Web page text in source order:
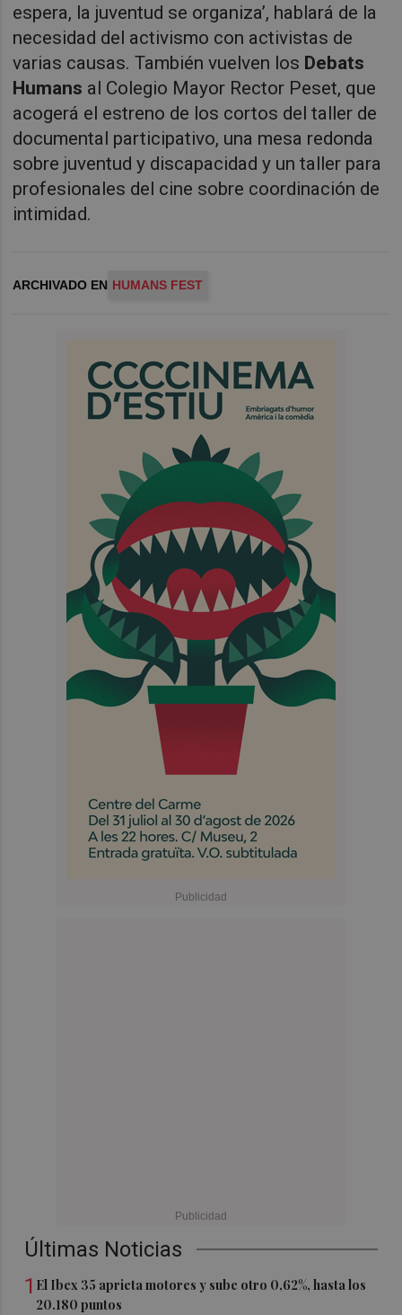
Últimas Noticias
1 El Ibex 35 aprieta motores y sube otro 0,62%, hasta los
20.180 puntos
espera, la juventud se organiza’, hablará de la
necesidad del activismo con activistas de
varias causas. También vuelven los Debats
Humans al Colegio Mayor Rector Peset, que
acogerá el estreno de los cortos del taller de
documental participativo, una mesa redonda
sobre juventud y discapacidad y un taller para
profesionales del cine sobre coordinación de
intimidad.
ARCHIVADO EN HUMANS FEST